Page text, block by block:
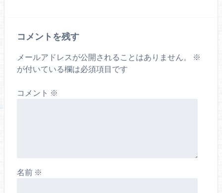
コメントを残す
メールアドレスが公開されることはありません。
※
が付いている欄は必須項目です
コメント ※
名前 ※